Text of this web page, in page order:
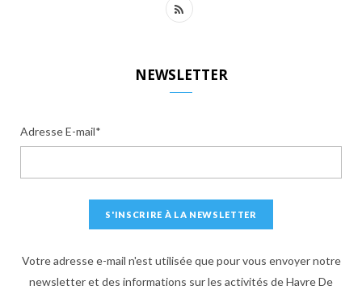
R
NEWSLETTER
Adresse E-mail*
Votre adresse e-mail n'est utilisée que pour vous envoyer notre
newsletter et des informations sur les activités de Havre De